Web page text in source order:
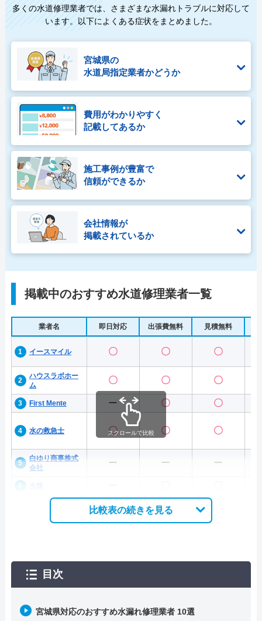
多くの水道修理業者では、さまざまな水漏れトラブルに対応して
います。以下によくある症状をまとめました。
宮城県の
水道局指定業者かどうか
費用がわかりやすく
記載してあるか
施工事例が豊富で
信頼ができるか
会社情報が
掲載されているか
掲載中のおすすめ水道修理業者一覧
業者名 即日対応 出張費無料 見積無料
イースマイル 〇 〇 〇
ハウスラボホー
ム
〇 〇 〇
First Mente ー 〇 〇
水の救急士 〇 〇 〇
白ゆり商事株式
会社
ー ー ー
スクロールで比較
比較表の続きを見る
目次
宮城県対応のおすすめ水漏れ修理業者 10選